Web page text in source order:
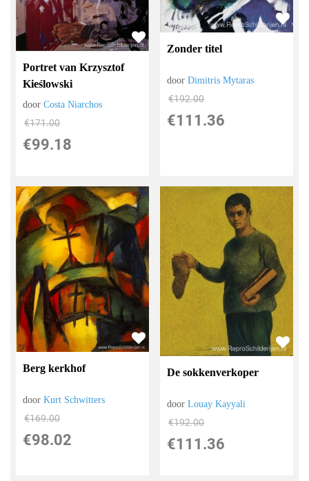
Portret van Krzysztof
Kieślowski
doorCosta Niarchos
€171.00
€99.18
Zonder titel
doorDimitris Mytaras
€192.00
€111.36
Berg kerkhof
doorKurt Schwitters
€169.00
€98.02
De sokkenverkoper
doorLouay Kayyali
€192.00
€111.36